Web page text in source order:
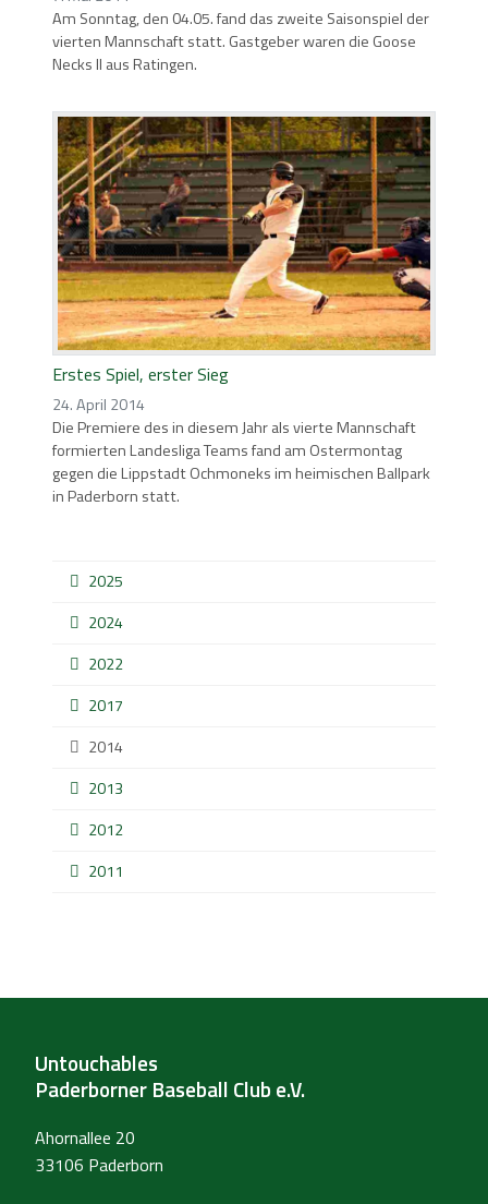
Am Sonntag, den 04.05. fand das zweite Saisonspiel der
vierten Mannschaft statt. Gastgeber waren die Goose
Necks II aus Ratingen.
Erstes Spiel, erster Sieg
24. April 2014
Die Premiere des in diesem Jahr als vierte Mannschaft
formierten Landesliga Teams fand am Ostermontag
gegen die Lippstadt Ochmoneks im heimischen Ballpark
in Paderborn statt.
2025
2024
2022
2017
2014
2013
2012
2011
Untouchables
Paderborner Baseball Club e.V.
Ahornallee 20
33106 Paderborn